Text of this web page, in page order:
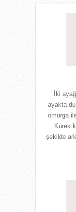
İki
ayakta
omurga
Kürek
şekilde